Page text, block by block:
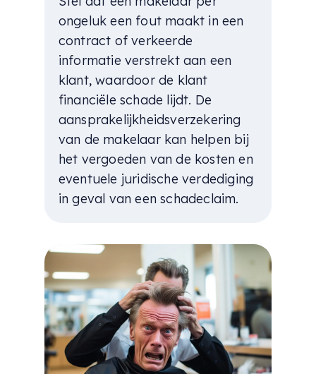
ongeluk een fout maakt in een
contract of verkeerde
informatie verstrekt aan een
klant, waardoor de klant
financiële schade lijdt. De
aansprakelijkheidsverzekering
van de makelaar kan helpen bij
het vergoeden van de kosten en
eventuele juridische verdediging
in geval van een schadeclaim.